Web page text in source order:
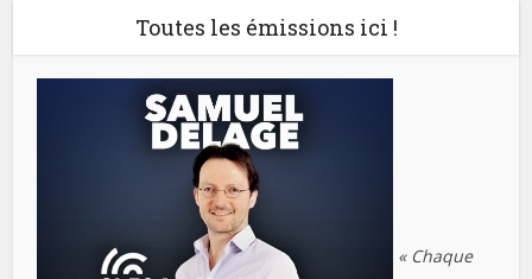
Toutes les émissions ici !
« Chaque